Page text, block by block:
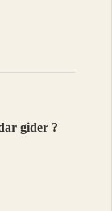
gider ?